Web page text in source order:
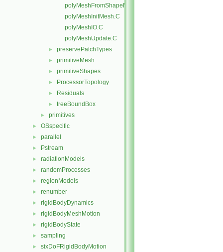
polyMeshFromShapeMesh.C
polyMeshInitMesh.C
polyMeshIO.C
polyMeshUpdate.C
► preservePatchTypes
► primitiveMesh
► primitiveShapes
► ProcessorTopology
► Residuals
► treeBoundBox
► primitives
► OSspecific
► parallel
► Pstream
► radiationModels
► randomProcesses
► regionModels
► renumber
► rigidBodyDynamics
► rigidBodyMeshMotion
► rigidBodyState
► sampling
► sixDoFRigidBodyMotion